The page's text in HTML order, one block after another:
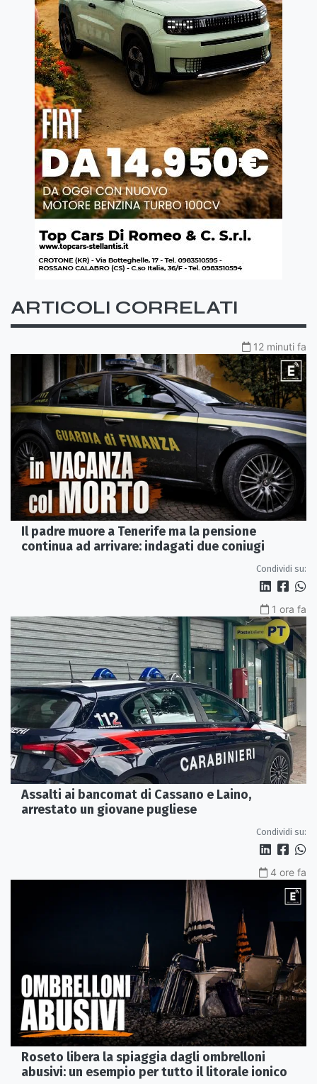
ARTICOLI CORRELATI
12 minuti fa
Il padre muore a Tenerife ma la pensione
continua ad arrivare: indagati due coniugi
Condividi su:
1 ora fa
Assalti ai bancomat di Cassano e Laino,
arrestato un giovane pugliese
Condividi su:
4 ore fa
Roseto libera la spiaggia dagli ombrelloni
abusivi: un esempio per tutto il litorale ionico